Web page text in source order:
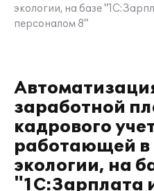
экологии, на базе
персоналом 8"
заработной
кадрового
работающей в
экологии, на
"1С:Зарплата